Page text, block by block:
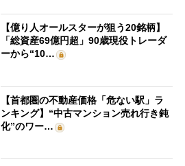
【億り人オールスターが狙う20銘柄】
「総資産69億円超」90歳現役トレーダ
ーから“10…
【首都圏の不動産価格「危ない駅」ラ
ンキング】“中古マンション売れ行き鈍
化”のワー…